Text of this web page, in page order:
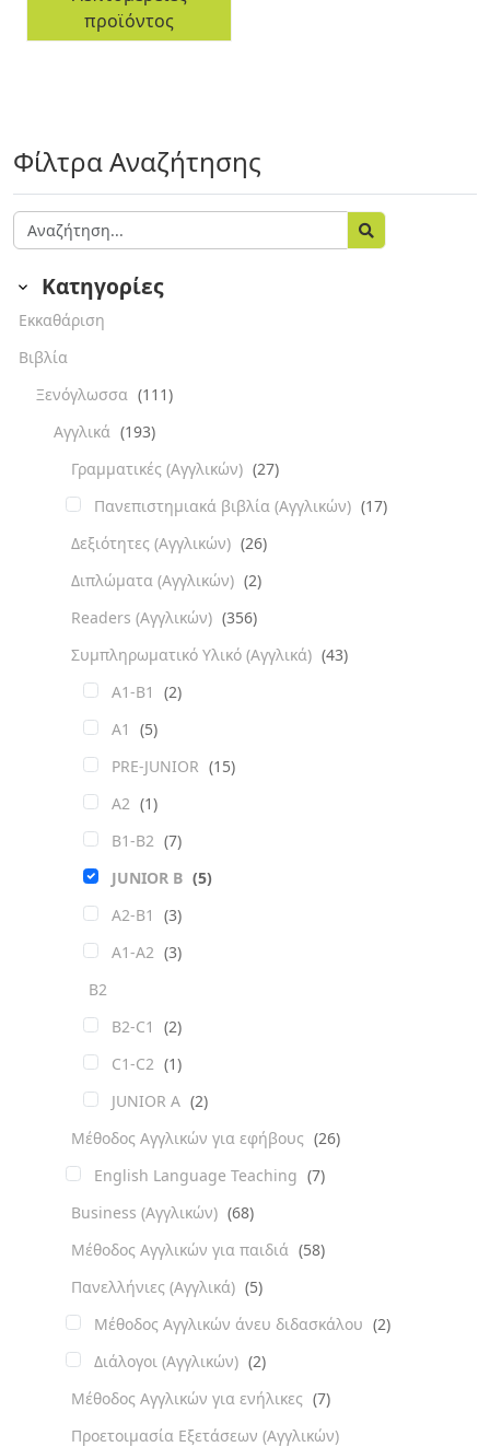
προϊόντος
Φίλτρα Αναζήτησης
Κατηγορίες
Εκκαθάριση
Βιβλία
Ξενόγλωσσα (111)
Αγγλικά (193)
Γραμματικές (Αγγλικών) (27)
Πανεπιστημιακά βιβλία (Αγγλικών) (17)
Δεξιότητες (Αγγλικών) (26)
Διπλώματα (Αγγλικών) (2)
Readers (Αγγλικών) (356)
Συμπληρωματικό Υλικό (Αγγλικά) (43)
A1-B1
(2)
A1
(5)
PRE-JUNIOR (15)
A2 (1)
B1-B2 (7)
JUNIOR B (5)
A2-B1
(3)
A1-A2 (3)
B2
B2-C1
(2)
C1-C2 (1)
JUNIOR A (2)
Μέθοδος Αγγλικών για εφήβους (26)
English Language Teaching (7)
Business (Αγγλικών) (68)
Μέθοδος Αγγλικών για παιδιά (58)
Πανελλήνιες (Αγγλικά) (5)
Μέθοδος Αγγλικών άνευ διδασκάλου (2)
Διάλογοι (Αγγλικών) (2)
Μέθοδος Αγγλικών για ενήλικες (7)
Προετοιμασία Εξετάσεων (Αγγλικών)